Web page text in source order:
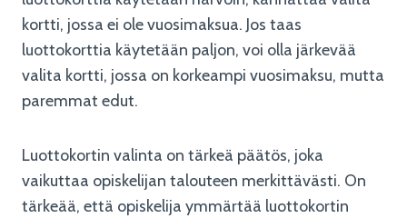
kortti, jossa ei ole vuosimaksua. Jos taas
luottokorttia käytetään paljon, voi olla järkevää
valita kortti, jossa on korkeampi vuosimaksu, mutta
paremmat edut.
Luottokortin valinta on tärkeä päätös, joka
vaikuttaa opiskelijan talouteen merkittävästi. On
tärkeää, että opiskelija ymmärtää luottokortin